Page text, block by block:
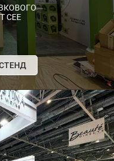
CEE